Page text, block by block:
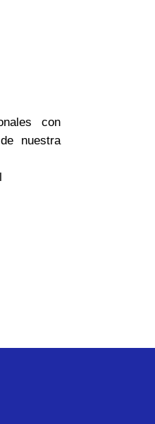
con
nuestra